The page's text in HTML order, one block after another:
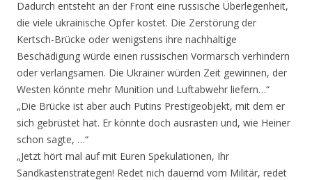
Dadurch entsteht an der Front eine russische Überlegenheit,
die viele ukrainische Opfer kostet. Die Zerstörung der
Kertsch-Brücke oder wenigstens ihre nachhaltige
Beschädigung würde einen russischen Vormarsch verhindern
oder verlangsamen. Die Ukrainer würden Zeit gewinnen, der
Westen könnte mehr Munition und Luftabwehr liefern…“
„Die Brücke ist aber auch Putins Prestigeobjekt, mit dem er
sich gebrüstet hat. Er könnte doch ausrasten und, wie Heiner
schon sagte, …“
„Jetzt hört mal auf mit Euren Spekulationen, Ihr
Sandkastenstrategen! Redet nich dauernd vom Militär, redet